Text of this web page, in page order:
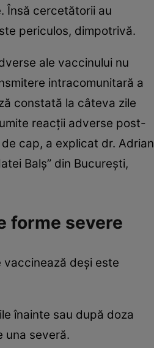
Însă cercetătorii au
periculos, dimpotrivă.
ale vaccinului nu
intracomunitară a
constată la câteva zile
reacții adverse post-
cap, a explicat dr. Adrian
Balș” din București,
forme severe
deși este
înainte sau după doza
una severă.